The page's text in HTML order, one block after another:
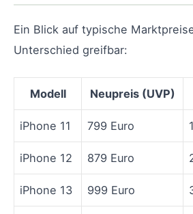
Ein Blick auf typische
Unterschied greifbar:
Modell Neupreis (UVP)
iPhone 11 799 Euro
iPhone 12 879 Euro
iPhone 13 999 Euro